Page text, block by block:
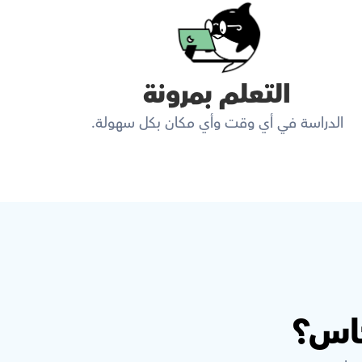
التعلم بمرونة
الدراسة في أي وقت وأي مكان بكل سهولة.